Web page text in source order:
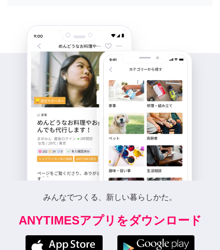
みんなでつくる、新しい暮らしかた。
ANYTIMESアプリをダウンロード